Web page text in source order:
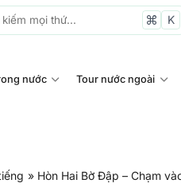
K
nước Tour nước ngoài
» Hòn Hai Bờ Đập – Chạm